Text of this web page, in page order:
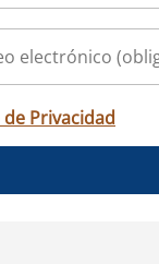
Privacidad